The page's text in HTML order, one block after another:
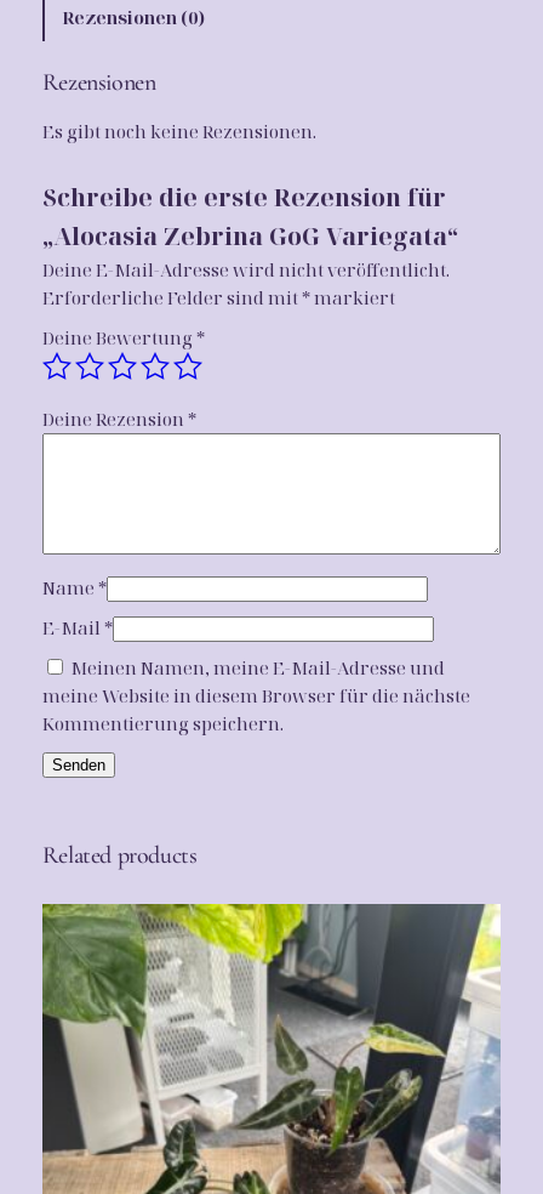
s
i
a
Z
r
i
n
a
o
G
a
t
a
M
e
n
g
Rezensionen (0)
Rezensionen
Es gibt noch keine Rezensionen.
Schreibe die erste Rezension für
„Alocasia Zebrina GoG Variegata“
Deine E-Mail-Adresse wird nicht veröffentlicht.
Erforderliche Felder sind mit*markiert
Deine Bewertung *
Deine Rezension *
Name *
E-Mail *
Meinen Namen, meine E-Mail-Adresse und
meine Website in diesem Browser für die nächste
Kommentierung speichern.
Related products